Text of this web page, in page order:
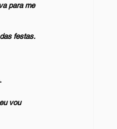
para me
festas.
vou